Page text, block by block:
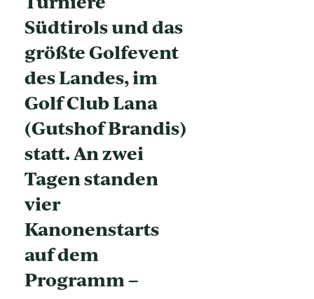
Südtirols und das
größte Golfevent
des Landes, im
Golf Club Lana
(Gutshof Brandis)
statt. An zwei
Tagen standen
vier
Kanonenstarts
auf dem
Programm –